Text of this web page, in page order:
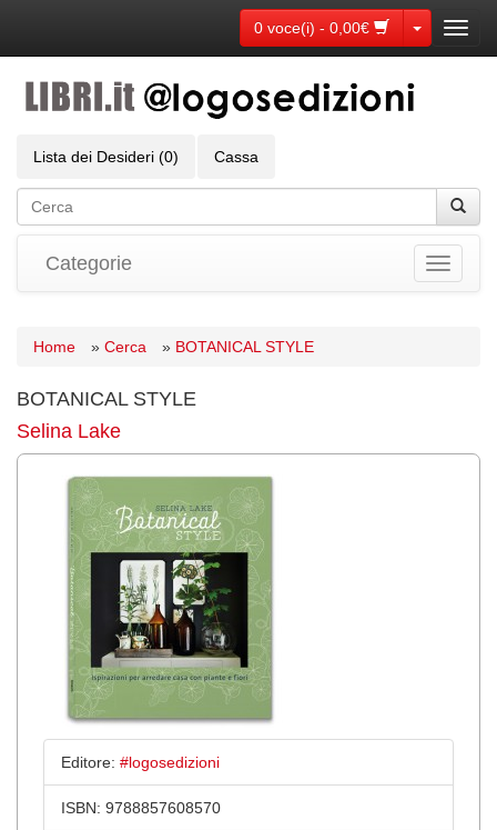
0 voce(i) - 0,00€ Toggle
Lista dei Desideri (0) Cassa
Toggle
Categorie
Home » Cerca » BOTANICAL STYLE
BOTANICAL STYLE
Selina Lake
Editore: #logosedizioni
ISBN: 9788857608570